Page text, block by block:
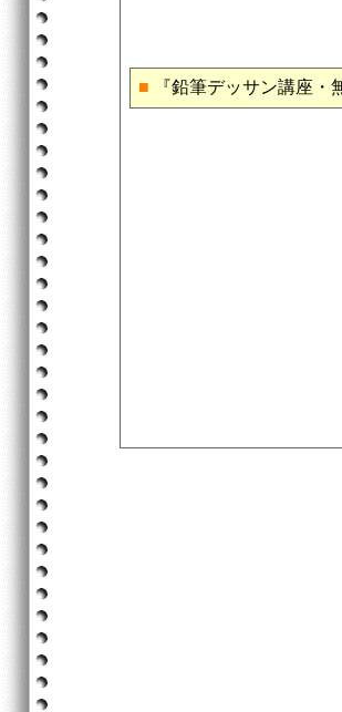
■ 『鉛筆デッサン講座